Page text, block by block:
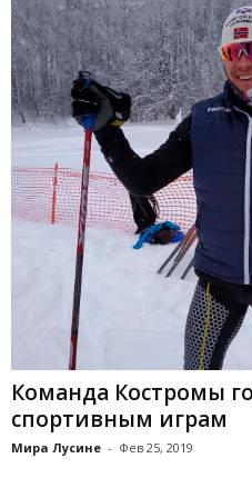
Команда Костромы
спортивным играм
Мира Лусине - Фев 25, 2019